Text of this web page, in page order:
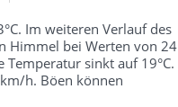
Im weiteren Verlauf des
Himmel bei Werten von 24
Temperatur sinkt auf 19°C.
h. Böen können